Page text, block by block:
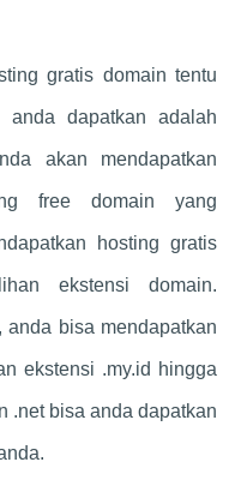
gratis domain tentu
anda dapatkan adalah
akan mendapatkan
free domain yang
hosting gratis
ekstensi domain.
anda bisa mendapatkan
ekstensi .my.id hingga
.net bisa anda dapatkan